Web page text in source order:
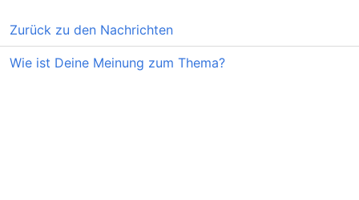
Zurück zu den Nachrichten
Wie ist Deine Meinung zum Thema?